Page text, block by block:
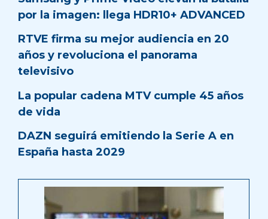
por la imagen: llega HDR10+ ADVANCED
RTVE firma su mejor audiencia en 20
años y revoluciona el panorama
televisivo
La popular cadena MTV cumple 45 años
de vida
DAZN seguirá emitiendo la Serie A en
España hasta 2029